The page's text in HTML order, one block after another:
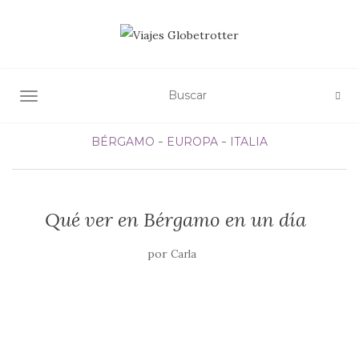
ALTERNAR NAVEGACIÓN
BÉRGAMO EUROPA ITALIA
Qué ver en Bérgamo en un día
por Carla